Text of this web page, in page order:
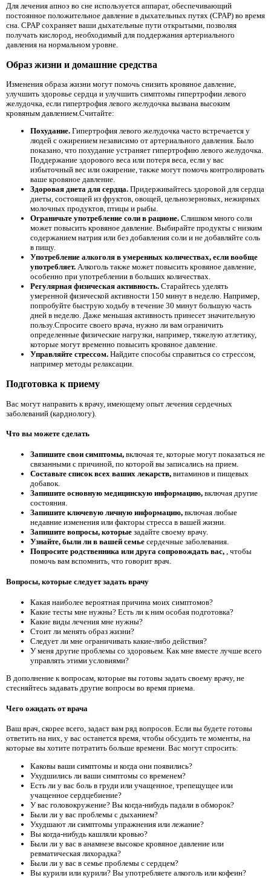
Для лечения апноэ во сне используется аппарат, обеспечивающий
постоянное положительное давление в дыхательных путях (CPAP) во время
сна. CPAP сохраняет ваши дыхательные пути открытыми, позволяя
получать кислород, необходимый для поддержания артериального
давления на нормальном уровне.
Образ жизни и домашние средства
Изменения образа жизни могут помочь снизить кровяное давление,
улучшить здоровье сердца и улучшить симптомы гипертрофии левого
желудочка, если гипертрофия левого желудочка вызвана высоким
кровяным давлением.Считайте:
Похудание. Гипертрофия левого желудочка часто встречается у
людей с ожирением независимо от артериального давления. Было
показано, что похудание устраняет гипертрофию левого желудочка.
Поддержание здорового веса или потеря веса, если у вас
избыточный вес или ожирение, также могут помочь контролировать
ваше кровяное давление.
Здоровая диета для сердца. Придерживайтесь здоровой для сердца
диеты, состоящей из фруктов, овощей, цельнозерновых, нежирных
молочных продуктов, птицы и рыбы.
Ограничьте употребление соли в рационе. Слишком много соли
может повысить кровяное давление. Выбирайте продукты с низким
содержанием натрия или без добавления соли и не добавляйте соль
в пищу.
Употребление алкоголя в умеренных количествах, если вообще
употребляет. Алкоголь также может повысить кровяное давление,
особенно при употреблении в больших количествах.
Регулярная физическая активность. Старайтесь уделять
умеренной физической активности 150 минут в неделю. Например,
попробуйте быструю ходьбу в течение 30 минут большую часть
дней в неделю. Даже меньшая активность принесет значительную
пользу.Спросите своего врача, нужно ли вам ограничить
определенные физические нагрузки, например, тяжелую атлетику,
которые могут временно повысить кровяное давление.
Управляйте стрессом. Найдите способы справиться со стрессом,
например методы релаксации.
Подготовка к приему
Вас могут направить к врачу, имеющему опыт лечения сердечных
заболеваний (кардиологу).
Что вы можете сделать
Запишите свои симптомы, включая те, которые могут показаться не
связанными с причиной, по которой вы записались на прием.
Составьте список всех ваших лекарств, витаминов и пищевых
добавок.
Запишите основную медицинскую информацию, включая другие
состояния.
Запишите ключевую личную информацию, включая любые
недавние изменения или факторы стресса в вашей жизни.
Запишите вопросы, которые задайте своему врачу.
Узнайте, были ли в вашей семье сердечные заболевания.
Попросите родственника или друга сопровождать вас, , чтобы
помочь вам вспомнить, что говорит врач.
Вопросы, которые следует задать врачу
Какая наиболее вероятная причина моих симптомов?
Какие тесты мне нужны? Есть ли к ним особая подготовка?
Какие виды лечения мне нужны?
Стоит ли менять образ жизни?
Следует ли мне ограничивать какие-либо действия?
У меня другие проблемы со здоровьем. Как мне вместе лучше всего
управлять этими условиями?
В дополнение к вопросам, которые вы готовы задать своему врачу, не
стесняйтесь задавать другие вопросы во время приема.
Чего ожидать от врача
Ваш врач, скорее всего, задаст вам ряд вопросов. Если вы будете готовы
ответить на них, у вас останется время, чтобы обсудить те моменты, на
которые вы хотите потратить больше времени. Вас могут спросить:
Каковы ваши симптомы и когда они появились?
Ухудшились ли ваши симптомы со временем?
Есть ли у вас боль в груди или учащенное, трепещущее или
учащенное сердцебиение?
У вас головокружение? Вы когда-нибудь падали в обморок?
Были ли у вас проблемы с дыханием?
Ухудшают ли симптомы упражнения или лежание?
Вы когда-нибудь кашляли кровью?
Были ли у вас в анамнезе высокое кровяное давление или
ревматическая лихорадка?
Были ли у вас в семье проблемы с сердцем?
Вы курили или курили? Вы употребляете алкоголь или кофеин?